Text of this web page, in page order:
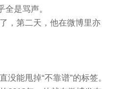
全是骂声。
，第二天，他在微博里亦
没能甩掉“不靠谱”的标签。